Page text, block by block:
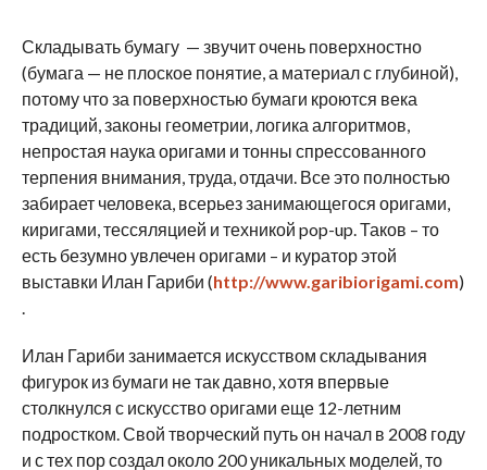
Складывать бумагу — звучит очень поверхностно
(бумага — не плоское понятие, а материал с глубиной),
потому что за поверхностью бумаги кроются века
традиций, законы геометрии, логика алгоритмов,
непростая наука оригами и тонны спрессованного
терпения внимания, труда, отдачи. Все это полностью
забирает человека, всерьез занимающегося оригами,
киригами, тессяляцией и техникой pop-up. Таков – то
есть безумно увлечен оригами – и куратор этой
выставки Илан Гариби (http://www.garibiorigami.com)
Илан Гариби занимается искусством складывания
фигурок из бумаги не так давно, хотя впервые
столкнулся с искусство оригами еще 12-летним
подростком. Свой творческий путь он начал в 2008 году
и с тех пор создал около 200 уникальных моделей, то